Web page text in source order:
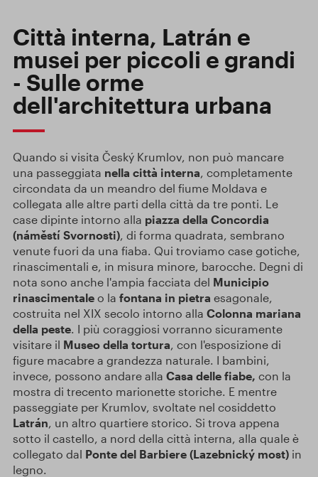
Città interna, Latrán e
musei per piccoli e grandi
- Sulle orme
dell'architettura urbana
Quando si visita Český Krumlov, non può mancare
una passeggiata nella città interna , completamente
circondata da un meandro del fiume Moldava e
collegata alle altre parti della città da tre ponti. Le
case dipinte intorno alla piazza della Concordia
(náměstí Svornosti) , di forma quadrata, sembrano
venute fuori da una fiaba. Qui troviamo case gotiche,
rinascimentali e, in misura minore, barocche. Degni di
nota sono anche l'ampia facciata del Municipio
rinascimentale o la fontana in pietra esagonale,
costruita nel XIX secolo intorno alla Colonna mariana
della peste . I più coraggiosi vorranno sicuramente
visitare il Museo della tortura , con l'esposizione di
figure macabre a grandezza naturale. I bambini,
invece, possono andare alla Casa delle fiabe, con la
mostra di trecento marionette storiche. E mentre
passeggiate per Krumlov, svoltate nel cosiddetto
Latrán , un altro quartiere storico. Si trova appena
sotto il castello, a nord della città interna, alla quale è
collegato dal Ponte del Barbiere (Lazebnický most) in
legno.